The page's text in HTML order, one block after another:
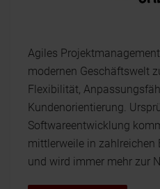
Agiles
modernen Geschäftswelt
Flexibilität,
Kundenorientierung.
Softwareentwicklung
mittlerweile in zahlreichen
und wird immer mehr zur